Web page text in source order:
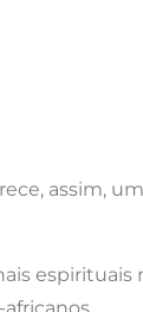
assim,
espirituais